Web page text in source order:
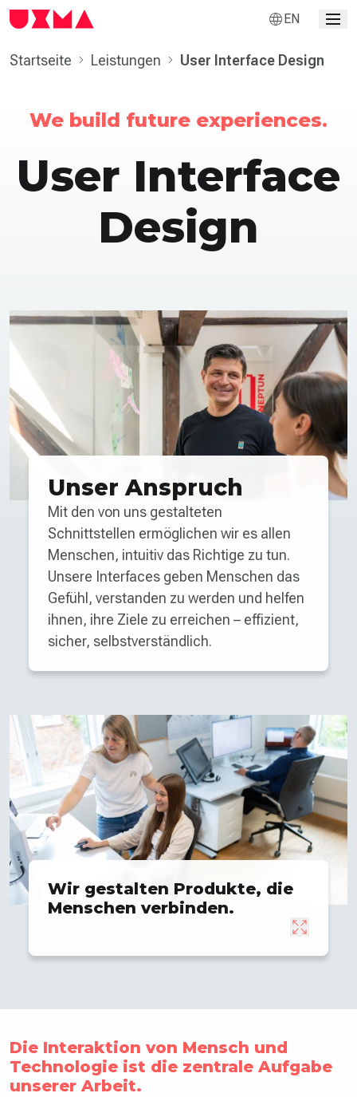
EN
Startseite Leistungen User Interface Design
We build future experiences.
User Interface
Design
Unser Anspruch
Mit den von uns gestalteten
Schnittstellen ermöglichen wir es allen
Menschen, intuitiv das Richtige zu tun.
Unsere Interfaces geben Menschen das
Gefühl, verstanden zu werden und helfen
ihnen, ihre Ziele zu erreichen – effizient,
sicher, selbstverständlich.
Wir gestalten Produkte, die
Menschen verbinden.
Die Interaktion von Mensch und
Technologie ist die zentrale Aufgabe
unserer Arbeit.